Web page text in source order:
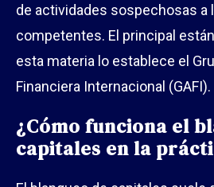
de actividades sospechosas a
competentes. El principal
esta materia lo establece el
Financiera Internacional (GAFI).
¿Cómo funciona el
capitales en la